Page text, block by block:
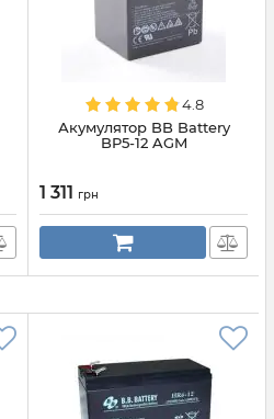
4.8
Акумулятор BB Battery
BP5-12 AGM
1 311 грн